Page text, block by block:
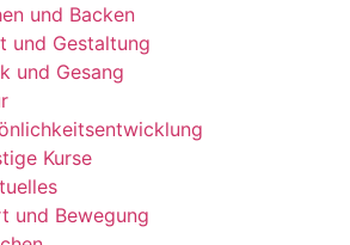
und Backen
und Gestaltung
und Gesang
Kurse
und Bewegung